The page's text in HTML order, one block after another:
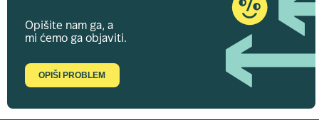
Opišite nam ga, a
mi ćemo ga objaviti.
OPIŠI PROBLEM